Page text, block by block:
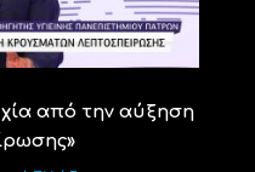
από την αύξηση